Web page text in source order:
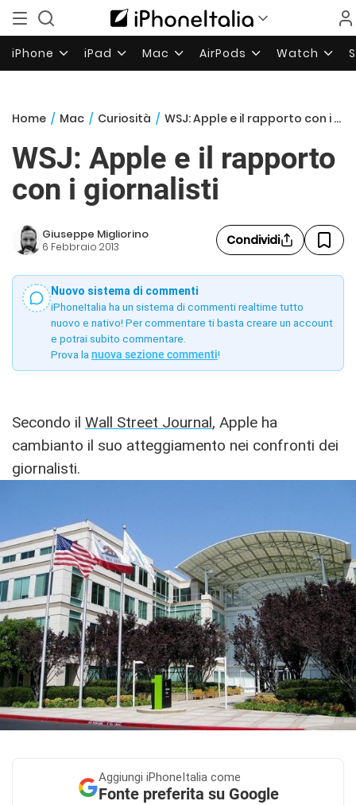
iPhone iPad Mac AirPods Watch
Home / Mac / Curiosità / WSJ: Apple e il rapporto con i giornalisti
WSJ: Apple e il rapporto
con i giornalisti
Giuseppe Migliorino
6 Febbraio 2013 Condividi
Nuovo sistema di commenti
iPhoneItalia ha un sistema di commenti realtime tutto
nuovo e nativo! Per commentare ti basta creare un account
e potrai subito commentare.
Prova la nuova sezione commenti!
Secondo il Wall Street Journal, Apple ha
cambianto il suo atteggiamento nei confronti dei
giornalisti.
Aggiungi iPhoneItalia come
Fonte preferita su Google